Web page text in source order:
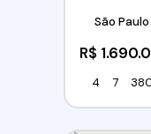
R$
São
4 7